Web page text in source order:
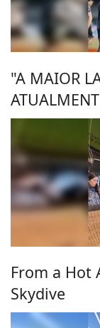
"A MAIOR
From a Hot
Skydive